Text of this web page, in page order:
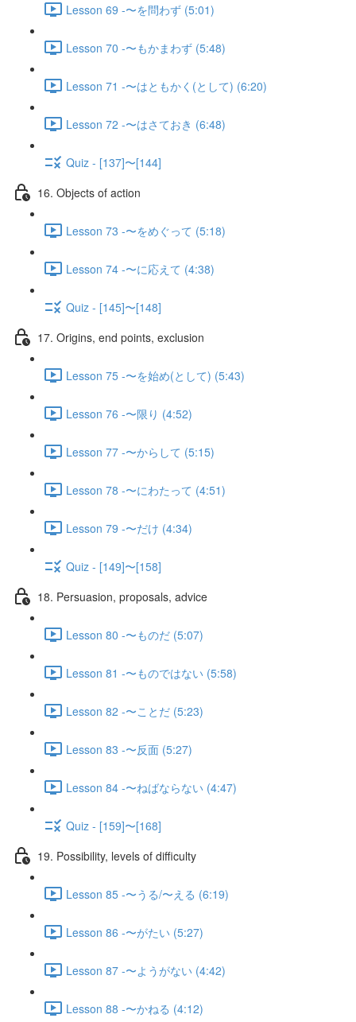
Lesson 69 -〜を問わず (5:01)
Lesson 70 -〜もかまわず (5:48)
Lesson 71 -〜はともかく(として) (6:20)
Lesson 72 -〜はさておき (6:48)
Quiz - [137]〜[144]
16. Objects of action
Lesson 73 -〜をめぐって (5:18)
Lesson 74 -〜に応えて (4:38)
Quiz - [145]〜[148]
17. Origins, end points, exclusion
Lesson 75 -〜を始め(として) (5:43)
Lesson 76 -〜限り (4:52)
Lesson 77 -〜からして (5:15)
Lesson 78 -〜にわたって (4:51)
Lesson 79 -〜だけ (4:34)
Quiz - [149]〜[158]
18. Persuasion, proposals, advice
Lesson 80 -〜ものだ (5:07)
Lesson 81 -〜ものではない (5:58)
Lesson 82 -〜ことだ (5:23)
Lesson 83 -〜反面 (5:27)
Lesson 84 -〜ねばならない (4:47)
Quiz - [159]〜[168]
19. Possibility, levels of difficulty
Lesson 85 -〜うる/〜える (6:19)
Lesson 86 -〜がたい (5:27)
Lesson 87 -〜ようがない (4:42)
Lesson 88 -〜かねる (4:12)